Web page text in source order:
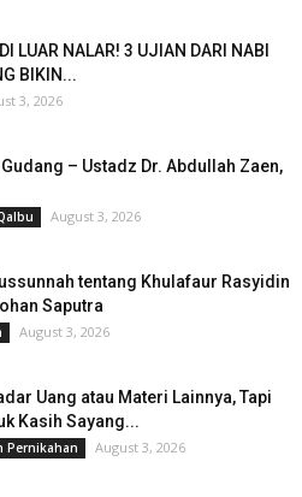
LUAR NALAR! 3 UJIAN DARI NABI
BIKIN...
3, 2026
– Ustadz Dr. Abdullah Zaen,
August 3, 2026
tentang Khulafaur Rasyidin
Saputra
August 3, 2026
Uang atau Materi Lainnya, Tapi
Kasih Sayang...
Pernikahan August 3, 2026